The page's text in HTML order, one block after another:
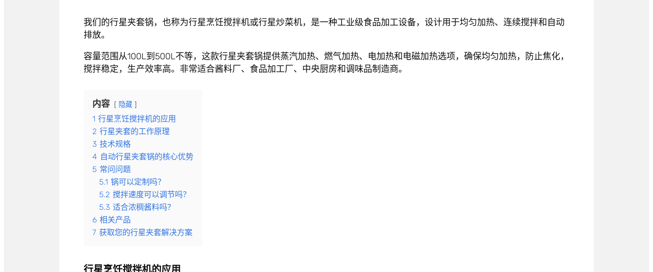
我们的行星夹套锅，也称为行星烹饪搅拌机或行星炒菜机，是一种工业级食品加工设备，设计用于均匀加热、连续搅拌和自动
排放。
容量范围从100L到500L不等，这款行星夹套锅提供蒸汽加热、燃气加热、电加热和电磁加热选项，确保均匀加热，防止焦化，
搅拌稳定，生产效率高。非常适合酱料厂、食品加工厂、中央厨房和调味品制造商。
内容 隐藏
1 行星烹饪搅拌机的应用
2 行星夹套的工作原理
3 技术规格
4 自动行星夹套锅的核心优势
5 常问问题
5.1 锅可以定制吗？
5.2 搅拌速度可以调节吗？
5.3 适合浓稠酱料吗？
6 相关产品
7 获取您的行星夹套解决方案
行星烹饪搅拌机的应用